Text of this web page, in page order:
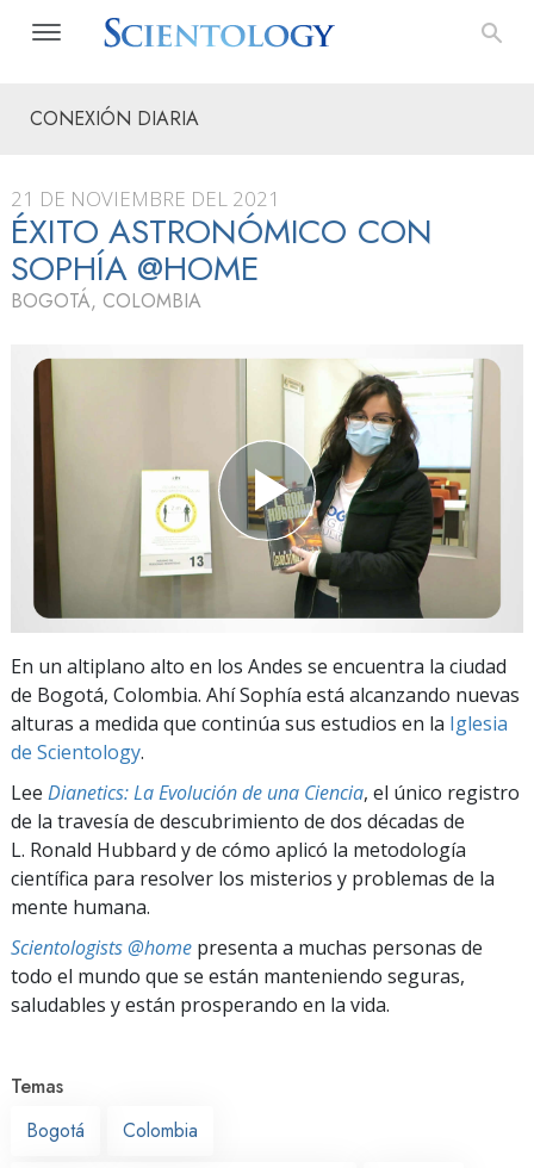
CONEXIÓN DIARIA
21 DE NOVIEMBRE DEL 2021
ÉXITO ASTRONÓMICO CON
SOPHÍA @HOME
BOGOTÁ, COLOMBIA
En un altiplano alto en los Andes se encuentra la ciudad
de Bogotá, Colombia. Ahí Sophía está alcanzando nuevas
alturas a medida que continúa sus estudios en la Iglesia
de Scientology.
Lee Dianetics: La Evolución de una Ciencia, el único registro
de la travesía de descubrimiento de dos décadas de
L. Ronald Hubbard y de cómo aplicó la metodología
científica para resolver los misterios y problemas de la
mente humana.
Scientologists @home presenta a muchas personas de
todo el mundo que se están manteniendo seguras,
saludables y están prosperando en la vida.
Temas
Bogotá
Colombia